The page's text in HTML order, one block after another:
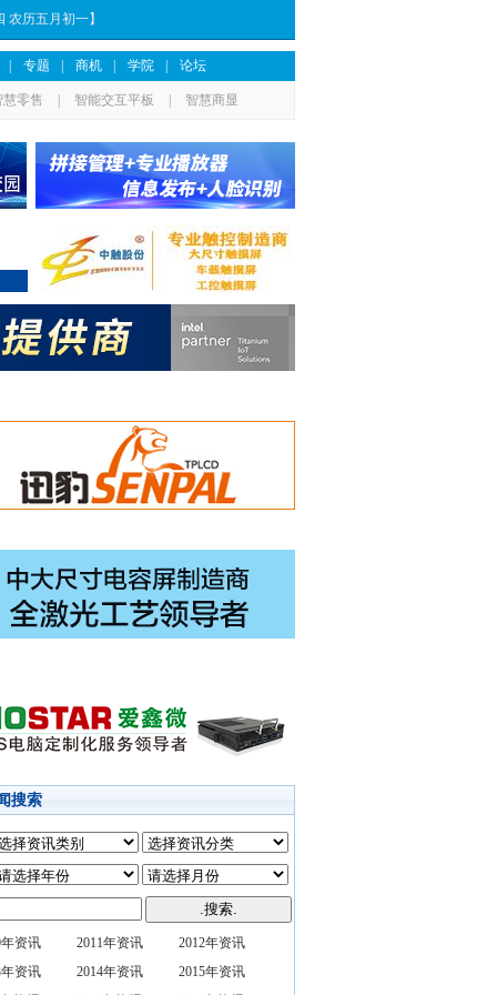
农历五月初一】
专题 商机 学院 论坛
慧零售 智能交互平板 智慧商显
搜索
年资讯 2011年资讯
2012年资讯
年资讯
2014年资讯
2015年资讯